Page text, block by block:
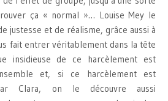
ça « normal »… Louise Mey le
justesse et de réalisme, grâce aussi à
fait entrer véritablement dans la tête
insidieuse de ce harcèlement est
et, si ce harcèlement est
Clara, on le découvre aussi